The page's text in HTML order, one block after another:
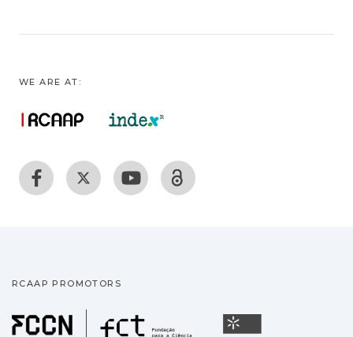
WE ARE AT:
RCAAP PROMOTORS
Fundação para a